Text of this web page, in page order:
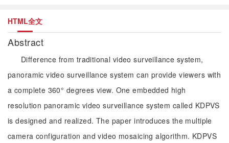
HTML全文
Abstract
Difference from traditional video surveillance system,
panoramic video surveillance system can provide viewers with
a complete 360° degrees view. One embedded high
resolution panoramic video surveillance system called KDPVS
is designed and realized. The paper introduces the multiple
camera configuration and video mosaicing algorithm. KDPVS